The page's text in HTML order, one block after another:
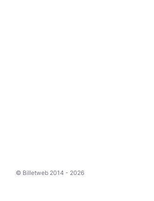
© Billetweb 2014 - 2026